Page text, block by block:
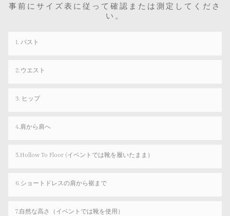
事前にサイズ表に従って確認または測定してくださ
い。
1. バスト
2.ウエスト
3. ヒップ
4.肩から肩へ
5.Hollow To Floor (イベントでは靴を履いたまま）
6.ショートドレスの肩から裾まで
7.自然な高さ（イベントでは靴を使用）